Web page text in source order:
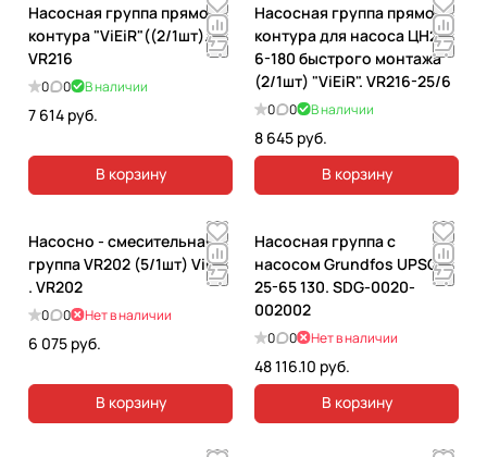
Насосная группа прямого
контура "ViEiR"((2/1шт).
VR216
0 0 В наличии
7 614 руб.
В корзину
Насосная группа прямого
контура для насоса ЦН25-
6-180 быстрого монтажа
(2/1шт) "ViEiR". VR216-25/6
0 0 В наличии
8 645 руб.
В корзину
Насосно - смесительная
группа VR202 (5/1шт) ViEiR
. VR202
0 0 Нет в наличии
6 075 руб.
В корзину
Насосная группа с
насосом Grundfos UPSO
25-65 130. SDG-0020-
002002
0 0 Нет в наличии
48 116.10 руб.
В корзину